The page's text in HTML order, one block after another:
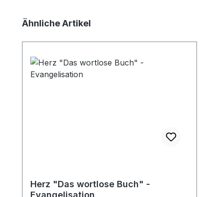
Produktgalerie überspringen
Ähnliche Artikel
Herz "Das wortlose Buch" -
Evangelisation